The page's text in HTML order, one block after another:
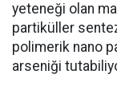
yeteneği olan
partiküller
polimerik nano
arseniği